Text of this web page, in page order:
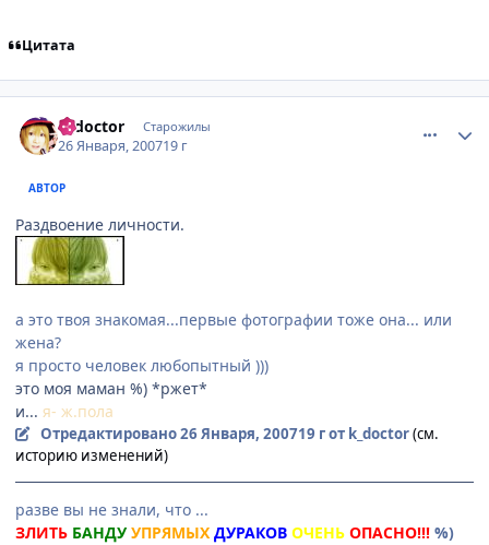
Цитата
k_doctor Старожилы
26 Января, 200719 г
АВТОР
Раздвоение личности.
а это твоя знакомая...первые фотографии тоже она... или
жена?
я просто человек любопытный )))
это моя маман %) *ржет*
и... я- ж.пола
Отредактировано26 Января, 200719 гот k_doctor(см.
историю изменений)
разве вы не знали, что ...
ЗЛИТЬ БАНДУ УПРЯМЫХ ДУРАКОВ ОЧЕНЬ ОПАСНО!!! %)